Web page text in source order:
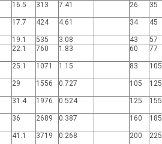
16.5 313 7.41 26 35
17.7 424 4.61 34 45
19.1 535 3.08 43
57
22.1 760 1.83 60 77
25.1 1071 1.15 83 105
29 1556 0.727 105 125
31.4 1976 0.524 125 155
36 2689 0.387 160 185
41.1 3719 0.268 200 225